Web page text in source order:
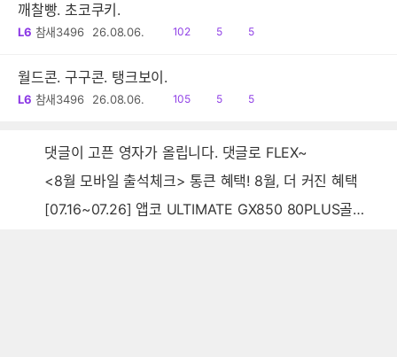
깨찰빵. 초코쿠키.
L6 참새3496 26.08.06.
읽
102
공
5
댓
5
월드콘. 구구콘. 탱크보이.
L6 참새3496 26.08.06.
읽
105
공
5
댓
5
댓글이 고픈 영자가 올립니다. 댓글로 FLEX~
<8월 모바일 출석체크> 통큰 혜택! 8월, 더 커진 혜택
[07.16~07.26] 앱코 ULTIMATE GX850 80PLUS골드 풀모듈러 ATX3.0 블랙